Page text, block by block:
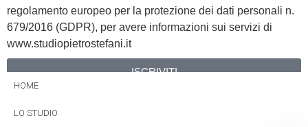
regolamento europeo per la protezione dei dati personali n.
679/2016 (GDPR), per avere informazioni sui servizi di
www.studiopietrostefani.it
ISCRIVITI
HOME
LO STUDIO